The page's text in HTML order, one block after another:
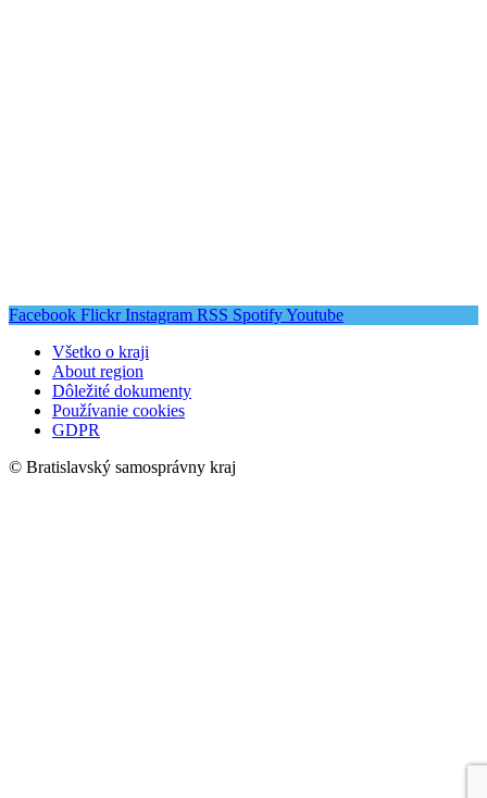
Facebook Flickr Instagram RSS SpotifyYoutube
Všetko o kraji
About region
Dôležité dokumenty
Používanie cookies
GDPR
© Bratislavský samosprávny kraj